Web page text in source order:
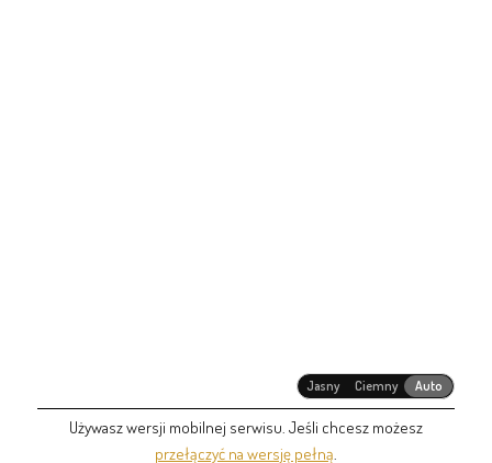
Jasny Ciemny Auto
Używasz wersji mobilnej serwisu. Jeśli chcesz możesz
przełączyć na wersję pełną